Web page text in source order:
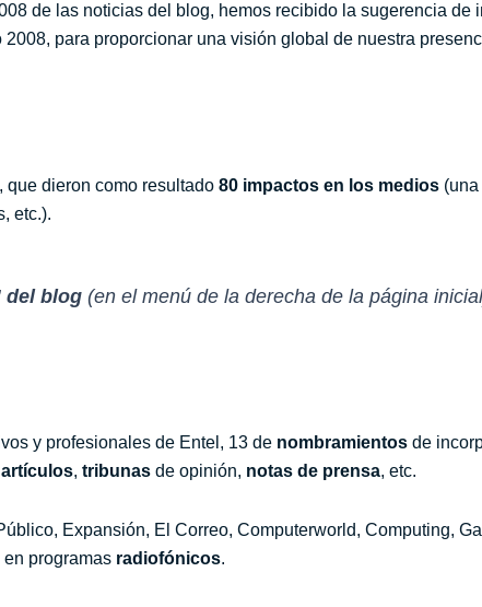
de las noticias del blog, hemos recibido la sugerencia de
para proporcionar una visión global de nuestra
, que dieron como resultado 80 impactos en los medios
etc.).
del blog (en el menú de la derecha de la página
y profesionales de Entel, 13 de nombramientos de
artículos, tribunas de opinión, notas de prensa, etc.
Expansión, El Correo, Computerworld, Computing,
en programas radiofónicos.